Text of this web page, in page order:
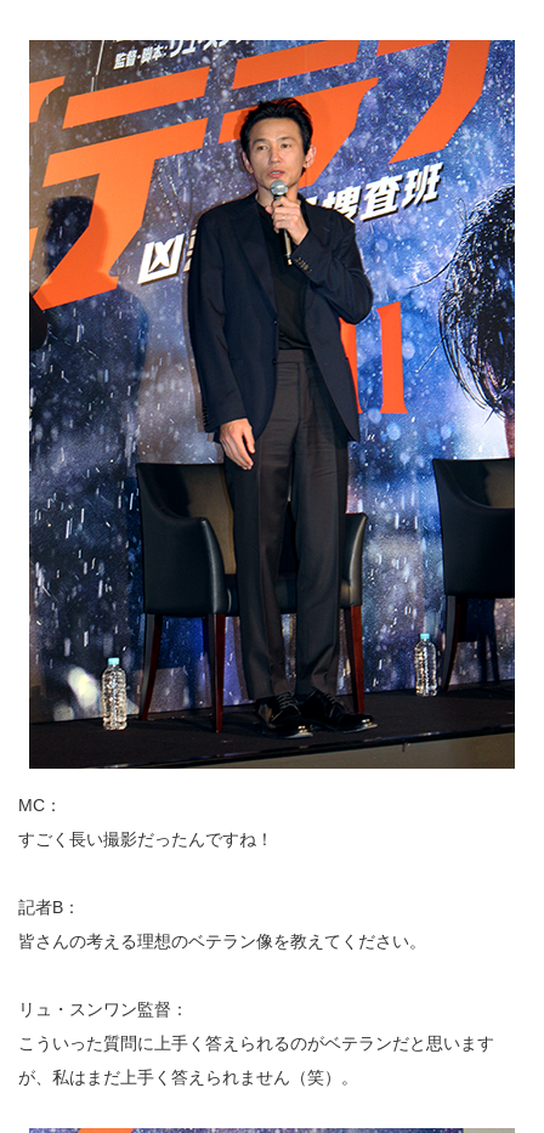
MC：
すごく長い撮影だったんですね！
記者B：
皆さんの考える理想のベテラン像を教えてください。
リュ・スンワン監督：
こういった質問に上手く答えられるのがベテランだと思います
が、私はまだ上手く答えられません（笑）。